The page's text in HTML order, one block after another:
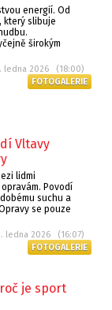
energií. Od
který slibuje
širokým
ledna 2026 (18:00)
FOTOGALERIE
Vltavy
lidmi
Povodí
suchu a
se pouze
ledna 2026 (16:07)
FOTOGALERIE
je sport